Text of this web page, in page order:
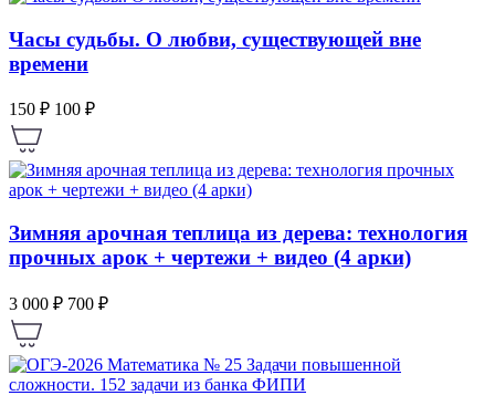
Часы судьбы. О любви, существующей вне
времени
150 ₽ 100 ₽
Зимняя арочная теплица из дерева: технология
прочных арок + чертежи + видео (4 арки)
3 000 ₽ 700 ₽